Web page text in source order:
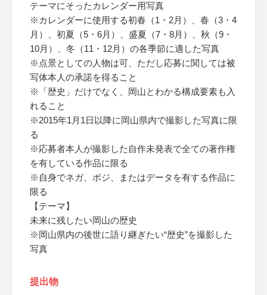
テーマにそったカレンダー用写真
※カレンダーに使用する初春（1・2月）、春（3・4
月）、初夏（5・6月）、盛夏（7・8月）、秋（9・
10月）、冬（11・12月）の各季節に適した写真
※点景としての人物は可、ただし応募に関しては被
写体本人の承諾を得ること
※「歴史」だけでなく、岡山とわかる構成要素も入
れること
※2015年1月1日以降に岡山県内で撮影した写真に限
る
※応募者本人が撮影した自作未発表で全ての著作権
を有している作品に限る
※自身でネガ、ポジ、またはデータを有する作品に
限る
【テーマ】
未来に残したい岡山の歴史
※岡山県内の後世に語り継ぎたい“歴史”を撮影した
写真
提出物